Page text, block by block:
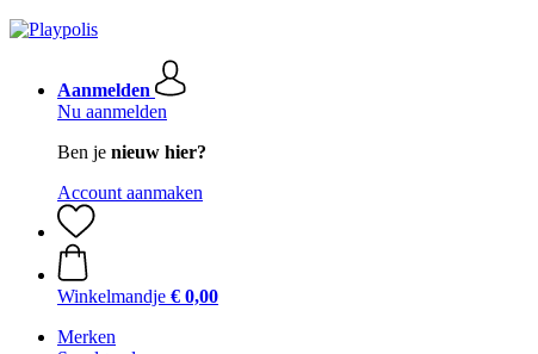
Aanmelden
Nu aanmelden
Ben je nieuw hier?
Account aanmaken
Winkelmandje € 0,00
Merken